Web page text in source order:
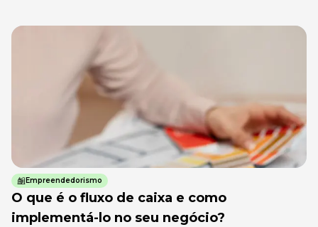
na linha de frente da geração de renda e autonomia
econômica nas periferias. O levantamento […]
Empreendedorismo
O que é o fluxo de caixa e como
implementá-lo no seu negócio?